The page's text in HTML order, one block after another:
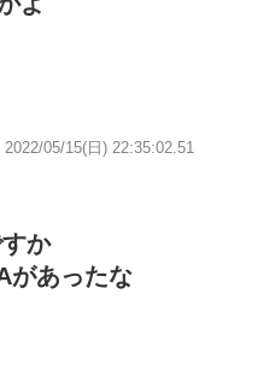
2022/05/15(日) 22:35:02.51
か
があったな